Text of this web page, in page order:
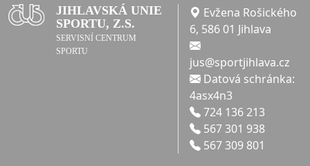
JIHLAVSKÁ UNIE
SPORTU, Z.S.
SERVISNÍ CENTRUM
SPORTU
Evžena Rošického
6, 586 01 Jihlava
jus@sportjihlava.cz
Datová schránka:
4asx4n3
724 136 213
567 301 938
567 309 801